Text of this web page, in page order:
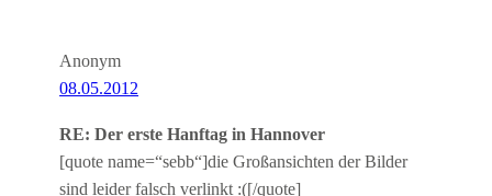
Anonym
08.05.2012
RE: Der erste Hanftag in Hannover
[quote name=“sebb“]die Großansichten der Bilder
sind leider falsch verlinkt :([/quote]